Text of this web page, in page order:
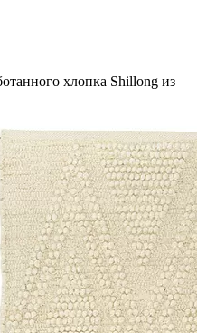
хлопка Shillong из